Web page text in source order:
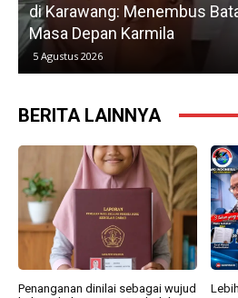
di Karawang: Menembus
Masa Depan Karmila
5 Agustus 2026
BERITA LAINNYA
Penanganan dinilai sebagai wujud